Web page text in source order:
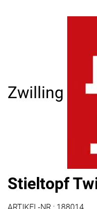
Zwilling
Stieltopf